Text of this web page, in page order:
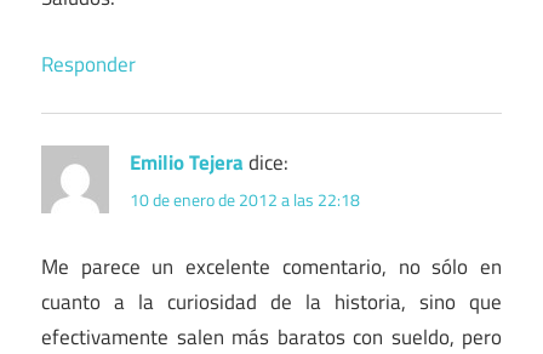
Responder
Emilio Tejeradice:
10 de enero de 2012 a las 22:18
Me parece un excelente comentario, no sólo en
cuanto a la curiosidad de la historia, sino que
efectivamente salen más baratos con sueldo, pero